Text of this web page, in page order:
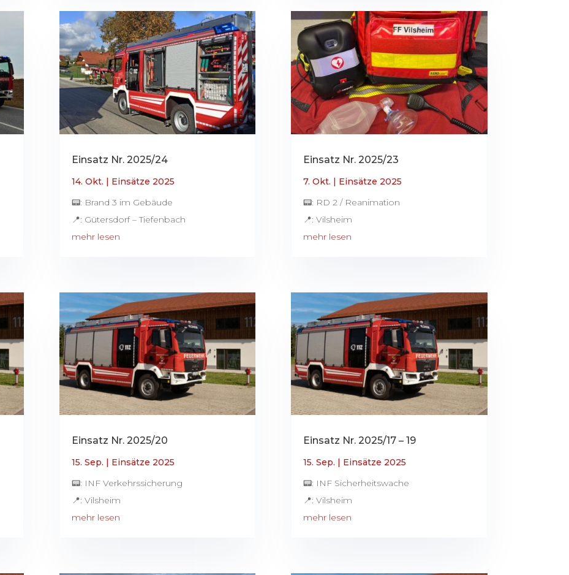
Einsatz Nr. 2025/24
14. Okt. | Einsätze 2025
📟: Brand 3 im Gebäude
📍: Gütersdorf – Tiefenbach
mehr lesen
Einsatz Nr. 2025/20
15. Sep. | Einsätze 2025
📟: INF Verkehrssicherung
📍: Vilsheim
mehr lesen
Einsatz Nr. 2025/23
7. Okt. | Einsätze 2025
📟: RD 2 / Reanimation
📍: Vilsheim
mehr lesen
Einsatz Nr. 2025/17 – 19
15. Sep. | Einsätze 2025
📟: INF Sicherheitswache
📍: Vilsheim
mehr lesen